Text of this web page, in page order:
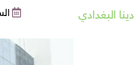
دينا البغدادي